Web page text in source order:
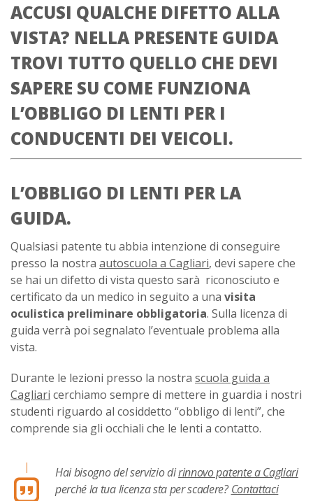
ACCUSI QUALCHE DIFETTO ALLA
VISTA? NELLA PRESENTE GUIDA
TROVI TUTTO QUELLO CHE DEVI
SAPERE SU COME FUNZIONA
L’OBBLIGO DI LENTI PER I
CONDUCENTI DEI VEICOLI.
L’OBBLIGO DI LENTI PER LA
GUIDA.
Qualsiasi patente tu abbia intenzione di conseguire
presso la nostra autoscuola a Cagliari, devi sapere che
se hai un difetto di vista questo sarà riconosciuto e
certificato da un medico in seguito a una visita
oculistica preliminare obbligatoria. Sulla licenza di
guida verrà poi segnalato l’eventuale problema alla
vista.
Durante le lezioni presso la nostra scuola guida a
Cagliari cerchiamo sempre di mettere in guardia i nostri
studenti riguardo al cosiddetto “obbligo di lenti”, che
comprende sia gli occhiali che le lenti a contatto.
Hai bisogno del servizio dirinnovo patente a Cagliari
perché la tua licenza sta per scadere?Contattaci